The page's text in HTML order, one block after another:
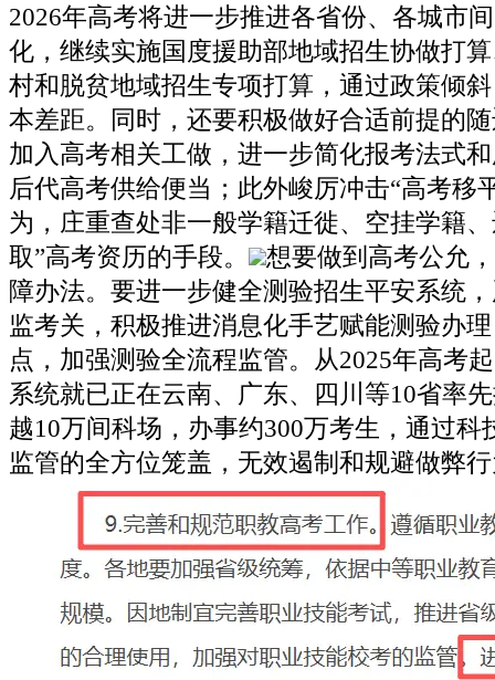
2026年高考将进一步推进各省份、各城市
化，继续实施国度援助部地域招生协做打
村和脱贫地域招生专项打算，通过政策倾
本差距。同时，还要积极做好合适前提的
加入高考相关工做，进一步简化报考法式
后代高考供给便当；此外峻厉冲击“高考移
为，庄重查处非一般学籍迁徙、空挂学籍
取”高考资历的手段。
想要做到高考公允
障办法。要进一步健全测验招生平安系统
监考关，积极推进消息化手艺赋能测验办
点，加强测验全流程监管。从2025年高考
系统就已正在云南、广东、四川等10省率
越10万间科场，办事约300万考生，通过科
监管的全方位笼盖，无效遏制和规避做弊